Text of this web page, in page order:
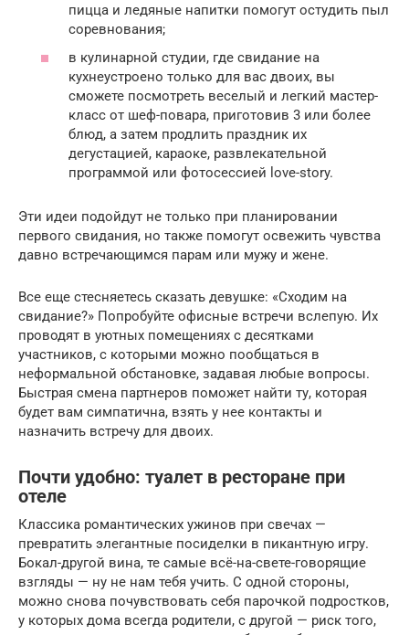
пицца и ледяные напитки помогут остудить пыл
соревнования;
в кулинарной студии, где свидание на
кухнеустроено только для вас двоих, вы
сможете посмотреть веселый и легкий мастер-
класс от шеф-повара, приготовив 3 или более
блюд, а затем продлить праздник их
дегустацией, караоке, развлекательной
программой или фотосессией love-story.
Эти идеи подойдут не только при планировании
первого свидания, но также помогут освежить чувства
давно встречающимся парам или мужу и жене.
Все еще стесняетесь сказать девушке: «Сходим на
свидание?» Попробуйте офисные встречи вслепую. Их
проводят в уютных помещениях с десятками
участников, с которыми можно пообщаться в
неформальной обстановке, задавая любые вопросы.
Быстрая смена партнеров поможет найти ту, которая
будет вам симпатична, взять у нее контакты и
назначить встречу для двоих.
Почти удобно: туалет в ресторане при
отеле
Классика романтических ужинов при свечах —
превратить элегантные посиделки в пикантную игру.
Бокал-другой вина, те самые всё-на-свете-говорящие
взгляды — ну не нам тебя учить. С одной стороны,
можно снова почувствовать себя парочкой подростков,
у которых дома всегда родители, с другой — риск того,